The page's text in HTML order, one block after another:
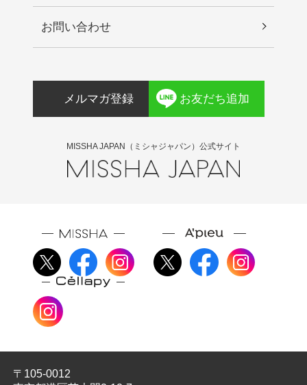
お問い合わせ
メルマガ登録 お友だち追加
MISSHA JAPAN（ミシャジャパン）公式サイト
〒105-0012